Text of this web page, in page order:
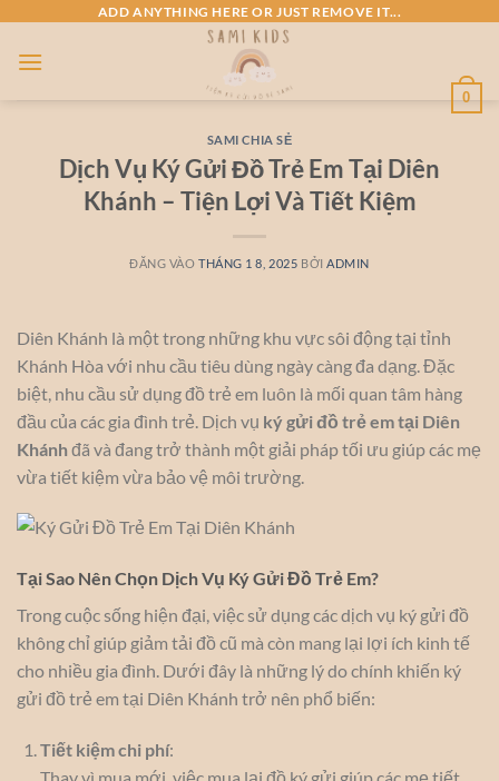
nội
dung
ADD ANYTHING HERE OR JUST REMOVE IT...
0
SAMI CHIA SẺ
Dịch Vụ Ký Gửi Đồ Trẻ Em Tại Diên
Khánh – Tiện Lợi Và Tiết Kiệm
ĐĂNG VÀO THÁNG 1 8, 2025 BỞI ADMIN
Diên Khánh là một trong những khu vực sôi động tại tỉnh
Khánh Hòa với nhu cầu tiêu dùng ngày càng đa dạng. Đặc
biệt, nhu cầu sử dụng đồ trẻ em luôn là mối quan tâm hàng
đầu của các gia đình trẻ. Dịch vụ ký gửi đồ trẻ em tại Diên
Khánhđã và đang trở thành một giải pháp tối ưu giúp các mẹ
vừa tiết kiệm vừa bảo vệ môi trường.
Tại Sao Nên Chọn Dịch Vụ Ký Gửi Đồ Trẻ Em?
Trong cuộc sống hiện đại, việc sử dụng các dịch vụ ký gửi đồ
không chỉ giúp giảm tải đồ cũ mà còn mang lại lợi ích kinh tế
cho nhiều gia đình. Dưới đây là những lý do chính khiến ký
gửi đồ trẻ em tại Diên Khánh trở nên phổ biến:
Tiết kiệm chi phí: